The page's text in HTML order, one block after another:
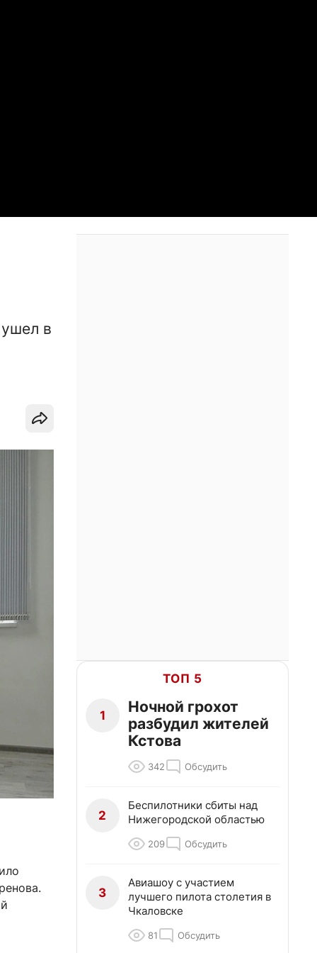
в
ТОП 5
1
Ночной грохот
разбудил жителей
Кстова
342 Обсудить
2
Беспилотники сбиты над
Нижегородской областью
209 Обсудить
3
Авиашоу с участием
лучшего пилота столетия в
Чкаловске
81 Обсудить